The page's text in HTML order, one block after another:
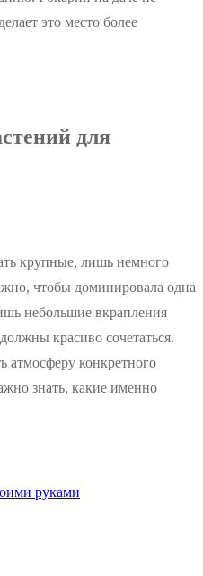
это место более
для
крупные, лишь немного
чтобы доминировала одна
небольшие вкрапления
красиво сочетаться.
атмосферу конкретного
знать, какие именно